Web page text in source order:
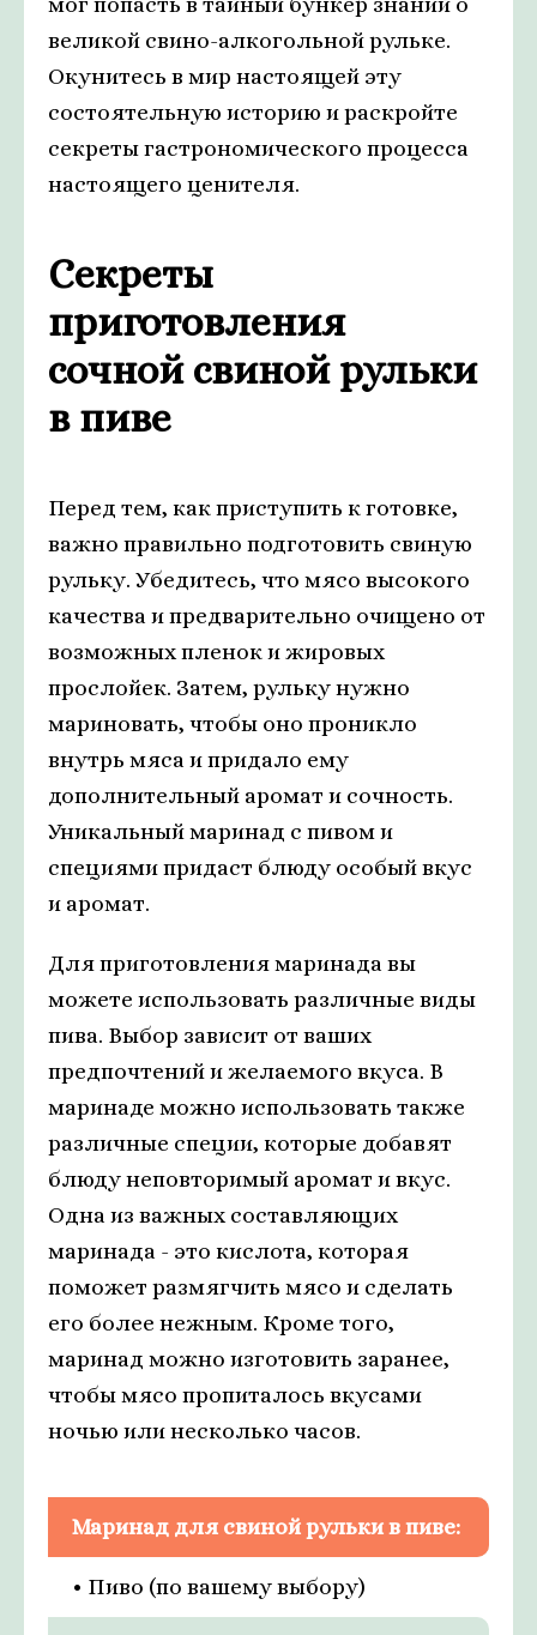
великой свино-алкогольной рульке.
Окунитесь в мир настоящей эту
состоятельную историю и раскройте
секреты гастрономического процесса
настоящего ценителя.
Секреты
приготовления
сочной свиной рульки
в пиве
Перед тем, как приступить к готовке,
важно правильно подготовить свиную
рульку. Убедитесь, что мясо высокого
качества и предварительно очищено от
возможных пленок и жировых
прослойек. Затем, рульку нужно
мариновать, чтобы оно проникло
внутрь мяса и придало ему
дополнительный аромат и сочность.
Уникальный маринад с пивом и
специями придаст блюду особый вкус
и аромат.
Для приготовления маринада вы
можете использовать различные виды
пива. Выбор зависит от ваших
предпочтений и желаемого вкуса. В
маринаде можно использовать также
различные специи, которые добавят
блюду неповторимый аромат и вкус.
Одна из важных составляющих
маринада - это кислота, которая
поможет размягчить мясо и сделать
его более нежным. Кроме того,
маринад можно изготовить заранее,
чтобы мясо пропиталось вкусами
ночью или несколько часов.
Маринад для свиной рульки в пиве:
• Пиво (по вашему выбору)